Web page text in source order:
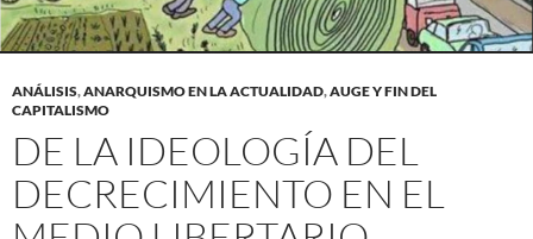
ANÁLISIS,ANARQUISMO EN LA ACTUALIDAD,AUGE Y FIN DEL
CAPITALISMO
DE LA IDEOLOGÍA DEL
DECRECIMIENTO EN EL